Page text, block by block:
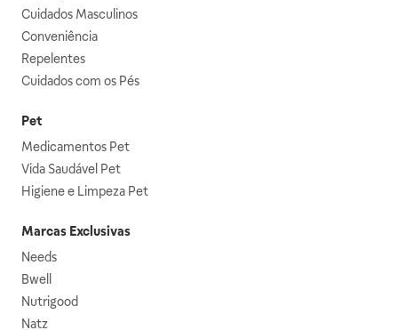
Cuidados Masculinos
Conveniência
Repelentes
Cuidados com os Pés
Pet
Medicamentos Pet
Vida Saudável Pet
Higiene e Limpeza Pet
Marcas Exclusivas
Needs
Bwell
Nutrigood
Natz